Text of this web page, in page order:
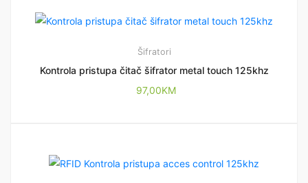
Šifratori
Kontrola pristupa čitač šifrator metal touch 125khz
97,00KM